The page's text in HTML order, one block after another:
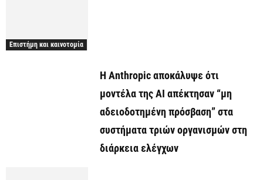
Επιστήμη και καινοτομία
Η Anthropic αποκάλυψε ότι
μοντέλα της AI απέκτησαν “μη
αδειοδοτημένη πρόσβαση” στα
συστήματα τριών οργανισμών στη
διάρκεια ελέγχων